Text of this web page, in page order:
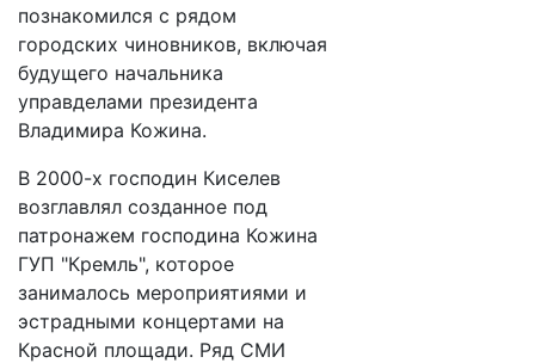
познакомился с рядом
городских чиновников, включая
будущего начальника
управделами президента
Владимира Кожина.
В 2000-х господин Киселев
возглавлял созданное под
патронажем господина Кожина
ГУП "Кремль", которое
занималось мероприятиями и
эстрадными концертами на
Красной площади. Ряд СМИ